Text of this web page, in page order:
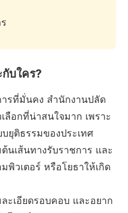
บใคร?
รที่มั่นคง สำนักงานปลัด
ลือกที่น่าสนใจมาก เพราะ
ยุติธรรมของประเทศ
นเส้นทางรับราชการ และ
พิวเตอร์ หรือโยธาให้เกิด
ะเอียดรอบคอบ และอยาก